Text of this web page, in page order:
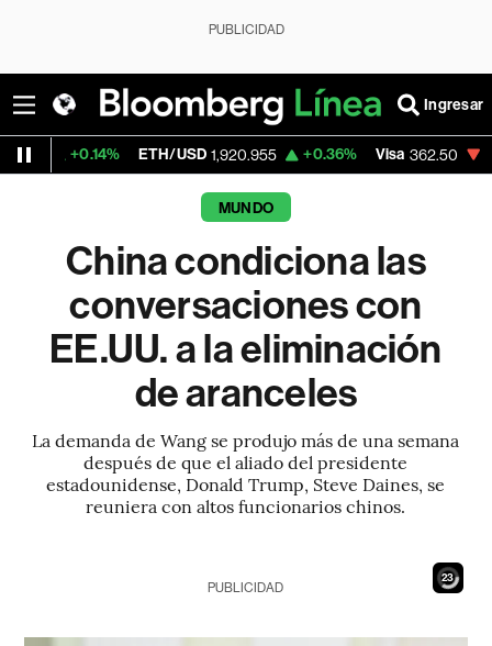
PUBLICIDAD
Ingresar
ETH/USD 1,920.955 +0.36% Visa 362.50 -2.15%
MUNDO
China condiciona las
conversaciones con
EE.UU. a la eliminación
de aranceles
La demanda de Wang se produjo más de una semana
después de que el aliado del presidente
estadounidense, Donald Trump, Steve Daines, se
reuniera con altos funcionarios chinos.
21
PUBLICIDAD